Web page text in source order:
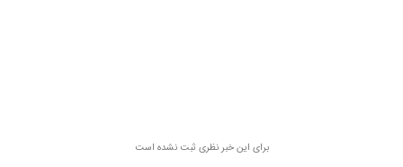
برای این خبر نظری ثبت نشده است